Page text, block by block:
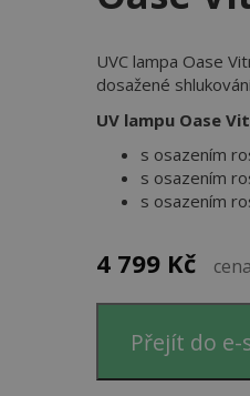
UVC lampa Oase
dosažené
UV lampu Oase
s osazením
s osazením
s osazením
4 799 Kč
Přejít do e-